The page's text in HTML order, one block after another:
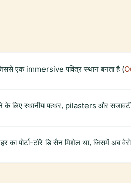
एक immersive पवित्र स्थान बनता है (
के लिए स्थानीय पत्थर, pilasters और
पोर्टा-टॉरे डि सैन मिशेल था, जिसमें अब